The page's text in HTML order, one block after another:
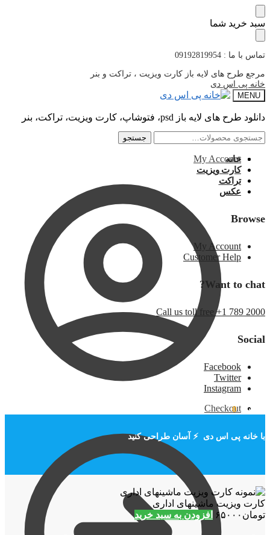
پرش
به
پرش
به
سبد خرید شما
تماس با ما : 09192819954
مرجع طرح های لایه باز کارت ویزیت ، تراکت و بنر
خانه پی اس دی
MENU
دانلود طرح های لایه باز psd، فتوشاپ، کارت ویزیت، تراکت، بنر
جستجو
جستجو
My Account
Checkout
جستجو
جستجو
خانه
کارت ویزیت
تراکت
عکس
Browse
My Account
Customer Help
Want to chat?
Call us toll free +1 789 2000
Social
Facebook
Twitter
Instagram
تومان ۰ 0
با خانه پی اس دی ⚡ آسان طراحی کنید
کارت ویزیت ماشینهای اداری
تومان ۶۵۰۰۰ افزودن به سبد خرید